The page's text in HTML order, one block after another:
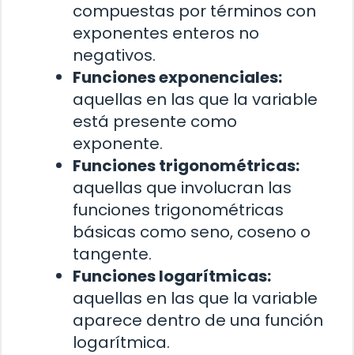
compuestas por términos con
exponentes enteros no
negativos.
Funciones exponenciales:
aquellas en las que la variable
está presente como
exponente.
Funciones trigonométricas:
aquellas que involucran las
funciones trigonométricas
básicas como seno, coseno o
tangente.
Funciones logarítmicas:
aquellas en las que la variable
aparece dentro de una función
logarítmica.